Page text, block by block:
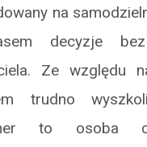
na
decyzje bez
Ze względu
trudno
to osoba